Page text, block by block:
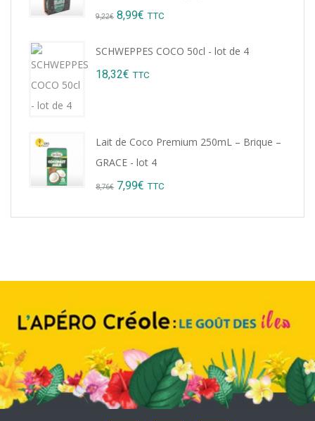
9,22€ Original
8,99€ Current
TTC
SCHWEPPES COCO 50cl - lot de 4
18,32€ TTC
Lait de Coco Premium 250mL – Brique –
GRACE - lot 4
8,76€ Original
7,99€ Current
TTC